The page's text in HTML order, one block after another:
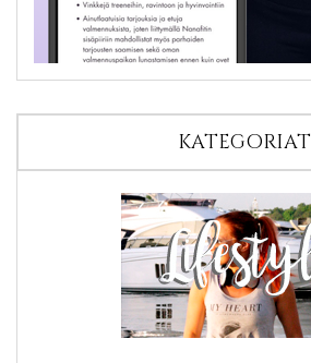
KATEGORIAT